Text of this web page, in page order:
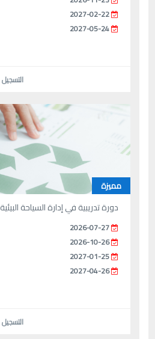
2027-02-22
2027-05-24
التسجيل
مميزة
دورة تدريبية في إدارة السياحة البيئية
2026-07-27
2026-10-26
2027-01-25
2027-04-26
التسجيل